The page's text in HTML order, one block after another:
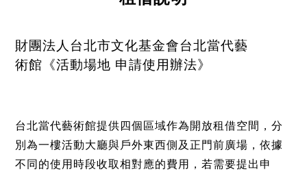
財團法人台北市文化基金會台北當代藝
術館《活動場地 申請使用辦法》
台北當代藝術館提供四個區域作為開放租借空間，分
別為一樓活動大廳與戶外東西側及正門前廣場，依據
不同的使用時段收取相對應的費用，若需要提出申